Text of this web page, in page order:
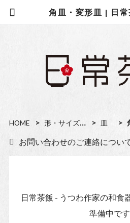
HOME 形・サイズから選ぶ 皿
お問い合わせのご連絡につい
日常茶飯 - うつわ作家の和食
準備中です